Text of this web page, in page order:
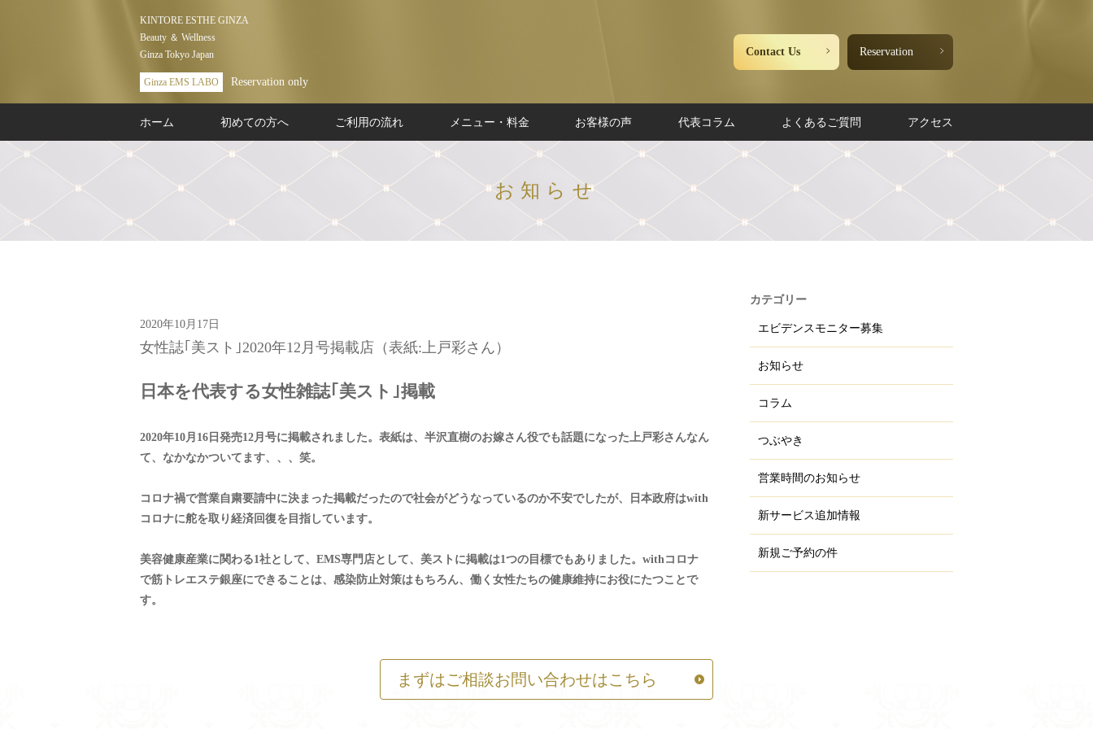
KINTORE ESTHE GINZA
Beauty ＆ Wellness
Ginza Tokyo Japan
Ginza EMS LABO Reservation only
Contact Us Reservation
ホーム 初めての方へ ご利用の流れ メニュー・料金 お客様の声 代表コラム よくあるご質問 アクセス
お知らせ
2020年10月17日
女性誌｢美スト｣2020年12月号掲載店（表紙:上戸彩さん）
日本を代表する女性雑誌｢美スト｣掲載
2020年10月16日発売12月号に掲載されました。表紙は、半沢直樹のお嫁さん役でも話題になった上戸彩さんなん
て、なかなかついてます、、、笑。
コロナ禍で営業自粛要請中に決まった掲載だったので社会がどうなっているのか不安でしたが、日本政府はwith
コロナに舵を取り経済回復を目指しています。
美容健康産業に関わる1社として、EMS専門店として、美ストに掲載は1つの目標でもありました。withコロナ
で筋トレエステ銀座にできることは、感染防止対策はもちろん、働く女性たちの健康維持にお役にたつことで
す。
カテゴリー
エビデンスモニター募集
お知らせ
コラム
つぶやき
営業時間のお知らせ
新サービス追加情報
新規ご予約の件
まずはご相談お問い合わせはこちら